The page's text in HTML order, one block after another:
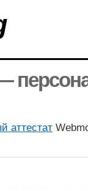
аттестат